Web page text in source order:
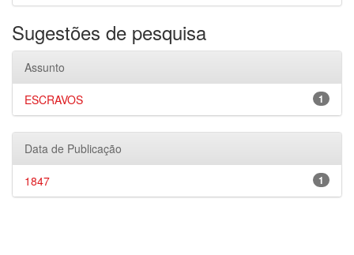
Sugestões de pesquisa
Assunto
1
ESCRAVOS
Data de Publicação
1
1847